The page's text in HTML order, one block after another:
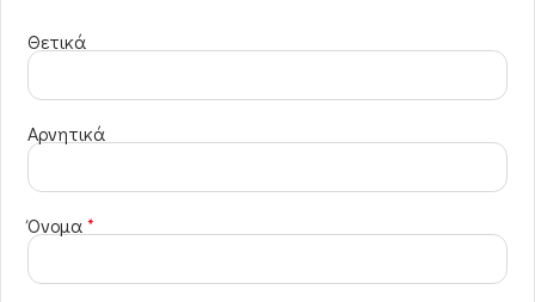
Θετικά
Αρνητικά
Όνομα*